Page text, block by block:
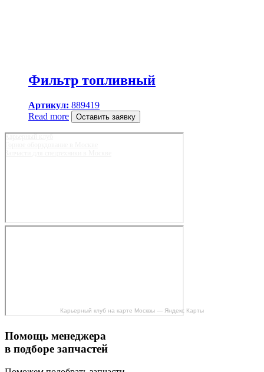
Фильтр топливный
Артикул: 889419
Read more
Оставить заявку
Карьерный клуб на карте Москвы — Яндекс Карты
Помощь менеджера
в подборе запчастей